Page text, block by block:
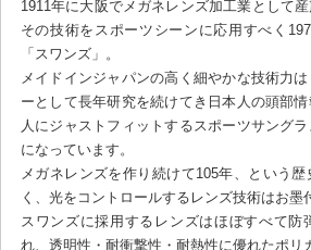
1911年に大阪でメガネレンズ加工業として産
その技術をスポーツシーンに応用すべく
「スワンズ」。
メイドインジャパンの高く細やかな技術力
ーとして長年研究を続けてき日本人の頭部
人にジャストフィットするスポーツサング
になっています。
メガネレンズを作り続けて105年、という
く、光をコントロールするレンズ技術はお墨
スワンズに採用するレンズはほぼすべて防
れ、透明性・耐衝撃性・耐熱性に優れたポリ